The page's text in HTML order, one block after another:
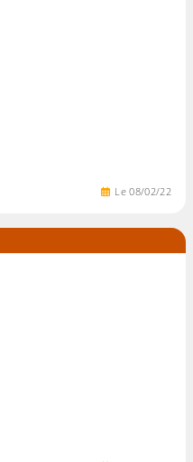
Le08/02/22